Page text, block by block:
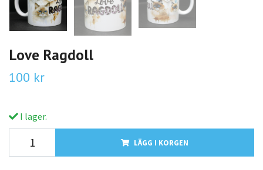
Love Ragdoll
100 kr
I lager.
LÄGG I KORGEN